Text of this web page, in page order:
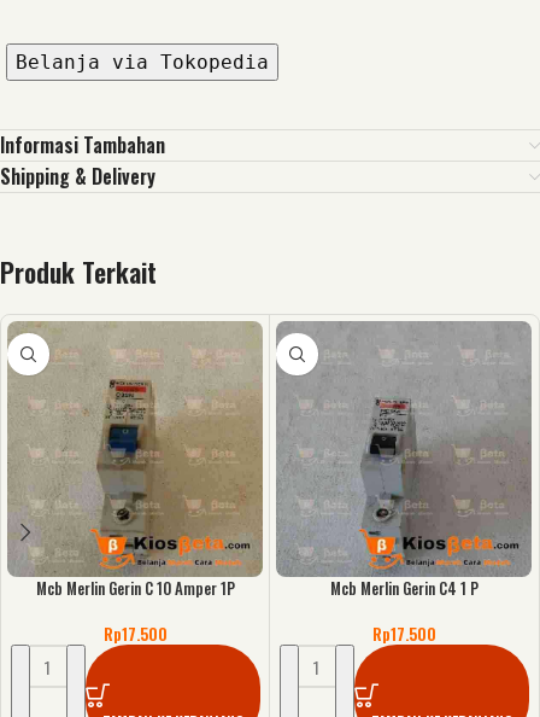
Belanja via Tokopedia
Informasi Tambahan
Shipping & Delivery
Produk Terkait
Mcb Merlin Gerin C 10 Amper 1P
Rp17.500
Mcb Merlin Gerin C4 1 P
Rp17.500